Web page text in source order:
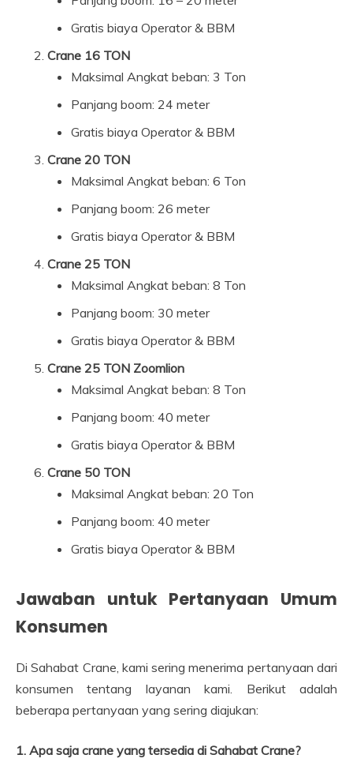
Gratis biaya Operator & BBM
Crane 16 TON
Maksimal Angkat beban: 3 Ton
Panjang boom: 24 meter
Gratis biaya Operator & BBM
Crane 20 TON
Maksimal Angkat beban: 6 Ton
Panjang boom: 26 meter
Gratis biaya Operator & BBM
Crane 25 TON
Maksimal Angkat beban: 8 Ton
Panjang boom: 30 meter
Gratis biaya Operator & BBM
Crane 25 TON Zoomlion
Maksimal Angkat beban: 8 Ton
Panjang boom: 40 meter
Gratis biaya Operator & BBM
Crane 50 TON
Maksimal Angkat beban: 20 Ton
Panjang boom: 40 meter
Gratis biaya Operator & BBM
Jawaban untuk Pertanyaan Umum
Konsumen
Di Sahabat Crane, kami sering menerima pertanyaan dari
konsumen tentang layanan kami. Berikut adalah
beberapa pertanyaan yang sering diajukan:
1. Apa saja crane yang tersedia di Sahabat Crane?